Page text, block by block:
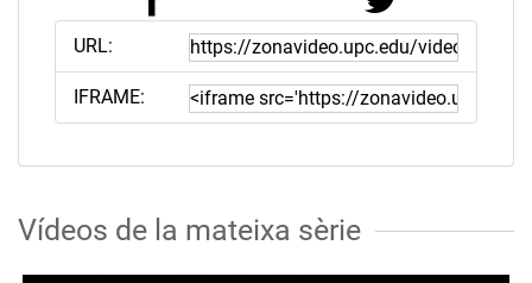
URL:
IFRAME:
Vídeos de la mateixa sèrie